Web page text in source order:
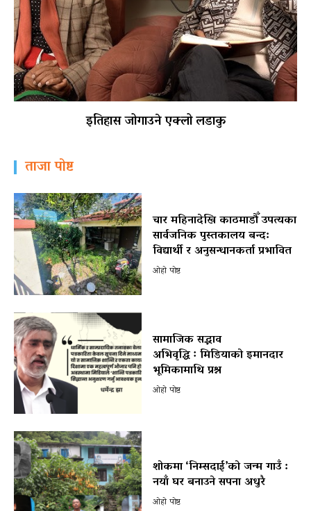
इतिहास जोगाउने एक्लो लडाकु
ताजा पोष्ट
चार महिनादेखि काठमाडौँ उपत्यका
सार्वजनिक पुस्तकालय बन्द:
विद्यार्थी र अनुसन्धानकर्ता प्रभावित
ओहो पोष्ट
सामाजिक सद्भाव
अभिवृद्धि ः मिडियाको इमानदार
भूमिकामाथि प्रश्न
ओहो पोष्ट
शोकमा ‘निम्सदाई’को जन्म गाउँ :
नयाँ घर बनाउने सपना अधुरै
ओहो पोष्ट